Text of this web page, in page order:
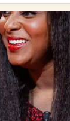
ta
g
er